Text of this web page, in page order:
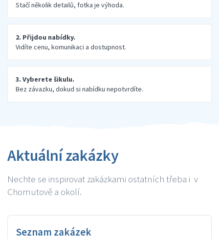
Stačí několik detailů, fotka je výhoda.
2. Přijdou nabídky.
Vidíte cenu, komunikaci a dostupnost.
3. Vyberete šikulu.
Bez závazku, dokud si nabídku nepotvrdíte.
Aktuální zakázky
Nechte se inspirovat zakázkami ostatních třeba i v
Chomutově a okolí.
Seznam zakázek